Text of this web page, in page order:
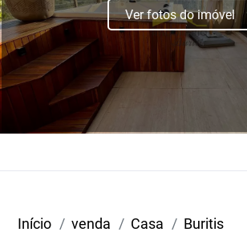
Ver fotos do imóvel
Início venda Casa Buritis